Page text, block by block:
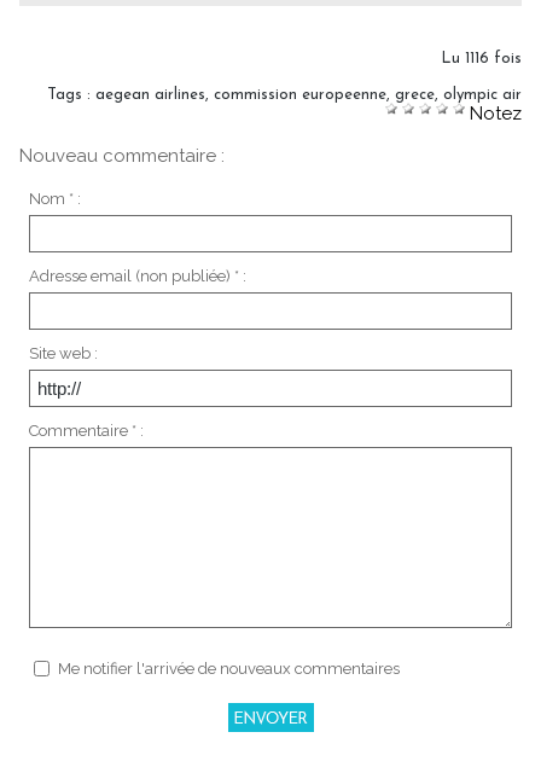
Lu 1116 fois
Tags : aegean airlines, commission europeenne, grece, olympic air
Notez
Nouveau commentaire :
Nom * :
Adresse email (non publiée) * :
Site web :
Commentaire * :
Me notifier l'arrivée de nouveaux commentaires